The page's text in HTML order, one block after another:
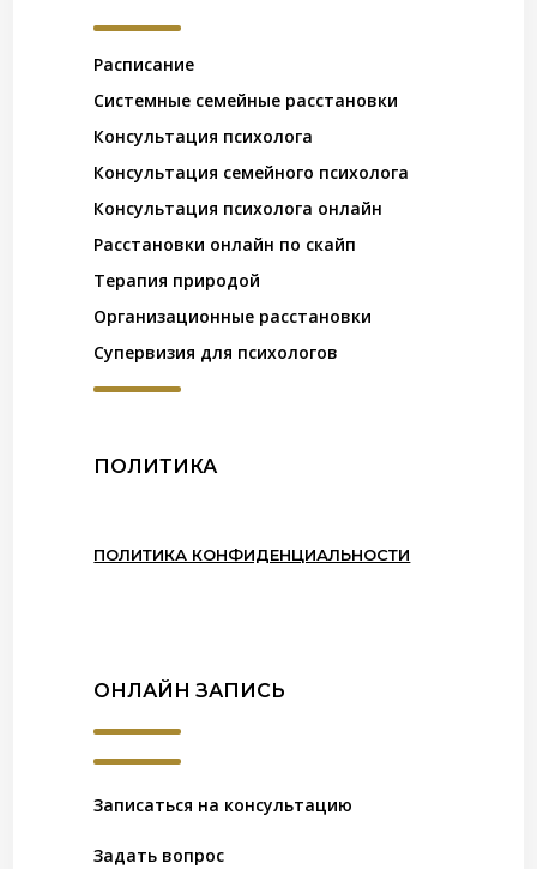
Расписание
Системные семейные расстановки
Консультация психолога
Консультация семейного психолога
Консультация психолога онлайн
Расстановки онлайн по скайп
Терапия природой
Организационные расстановки
Супервизия для психологов
ПОЛИТИКА
ПОЛИТИКА КОНФИДЕНЦИАЛЬНОСТИ
ОНЛАЙН ЗАПИСЬ
Записаться на консультацию
Задать вопрос